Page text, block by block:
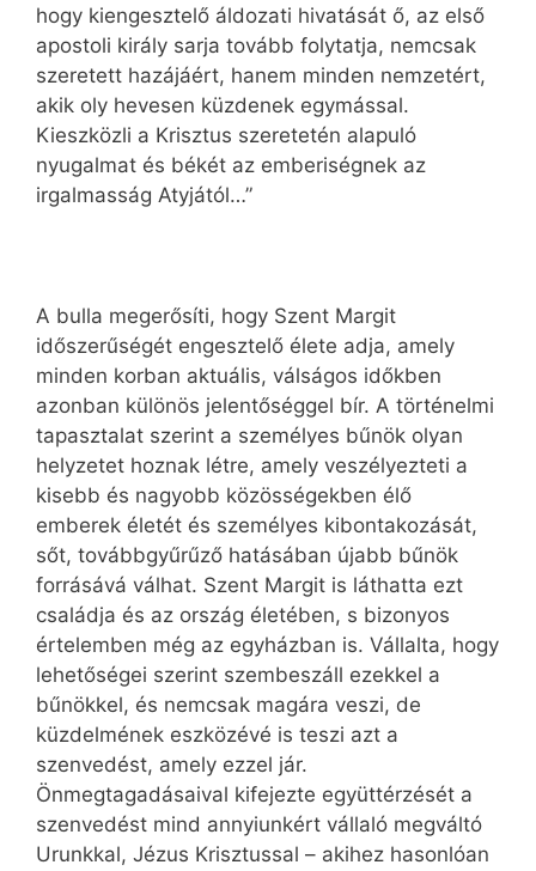
hogy kiengesztelő áldozati hivatását ő, az első
apostoli király sarja tovább folytatja, nemcsak
szeretett hazájáért, hanem minden nemzetért,
akik oly hevesen küzdenek egymással.
Kieszközli a Krisztus szeretetén alapuló
nyugalmat és békét az emberiségnek az
irgalmasság Atyjától…”
A bulla megerősíti, hogy Szent Margit
időszerűségét engesztelő élete adja, amely
minden korban aktuális, válságos időkben
azonban különös jelentőséggel bír. A történelmi
tapasztalat szerint a személyes bűnök olyan
helyzetet hoznak létre, amely veszélyezteti a
kisebb és nagyobb közösségekben élő
emberek életét és személyes kibontakozását,
sőt, továbbgyűrűző hatásában újabb bűnök
forrásává válhat. Szent Margit is láthatta ezt
családja és az ország életében, s bizonyos
értelemben még az egyházban is. Vállalta, hogy
lehetőségei szerint szembeszáll ezekkel a
bűnökkel, és nemcsak magára veszi, de
küzdelmének eszközévé is teszi azt a
szenvedést, amely ezzel jár.
Önmegtagadásaival kifejezte együttérzését a
szenvedést mind annyiunkért vállaló megváltó
Urunkkal, Jézus Krisztussal – akihez hasonlóan